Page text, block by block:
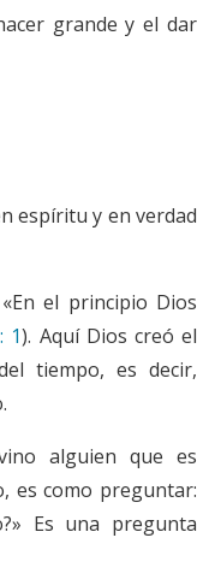
grande y el dar
espíritu y en verdad
el principio Dios
1). Aquí Dios creó el
tiempo, es decir,
alguien que es
es como preguntar:
Es una pregunta